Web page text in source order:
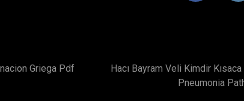
Griega Pdf Hacı Bayram Veli Kimdir
Pneumonia